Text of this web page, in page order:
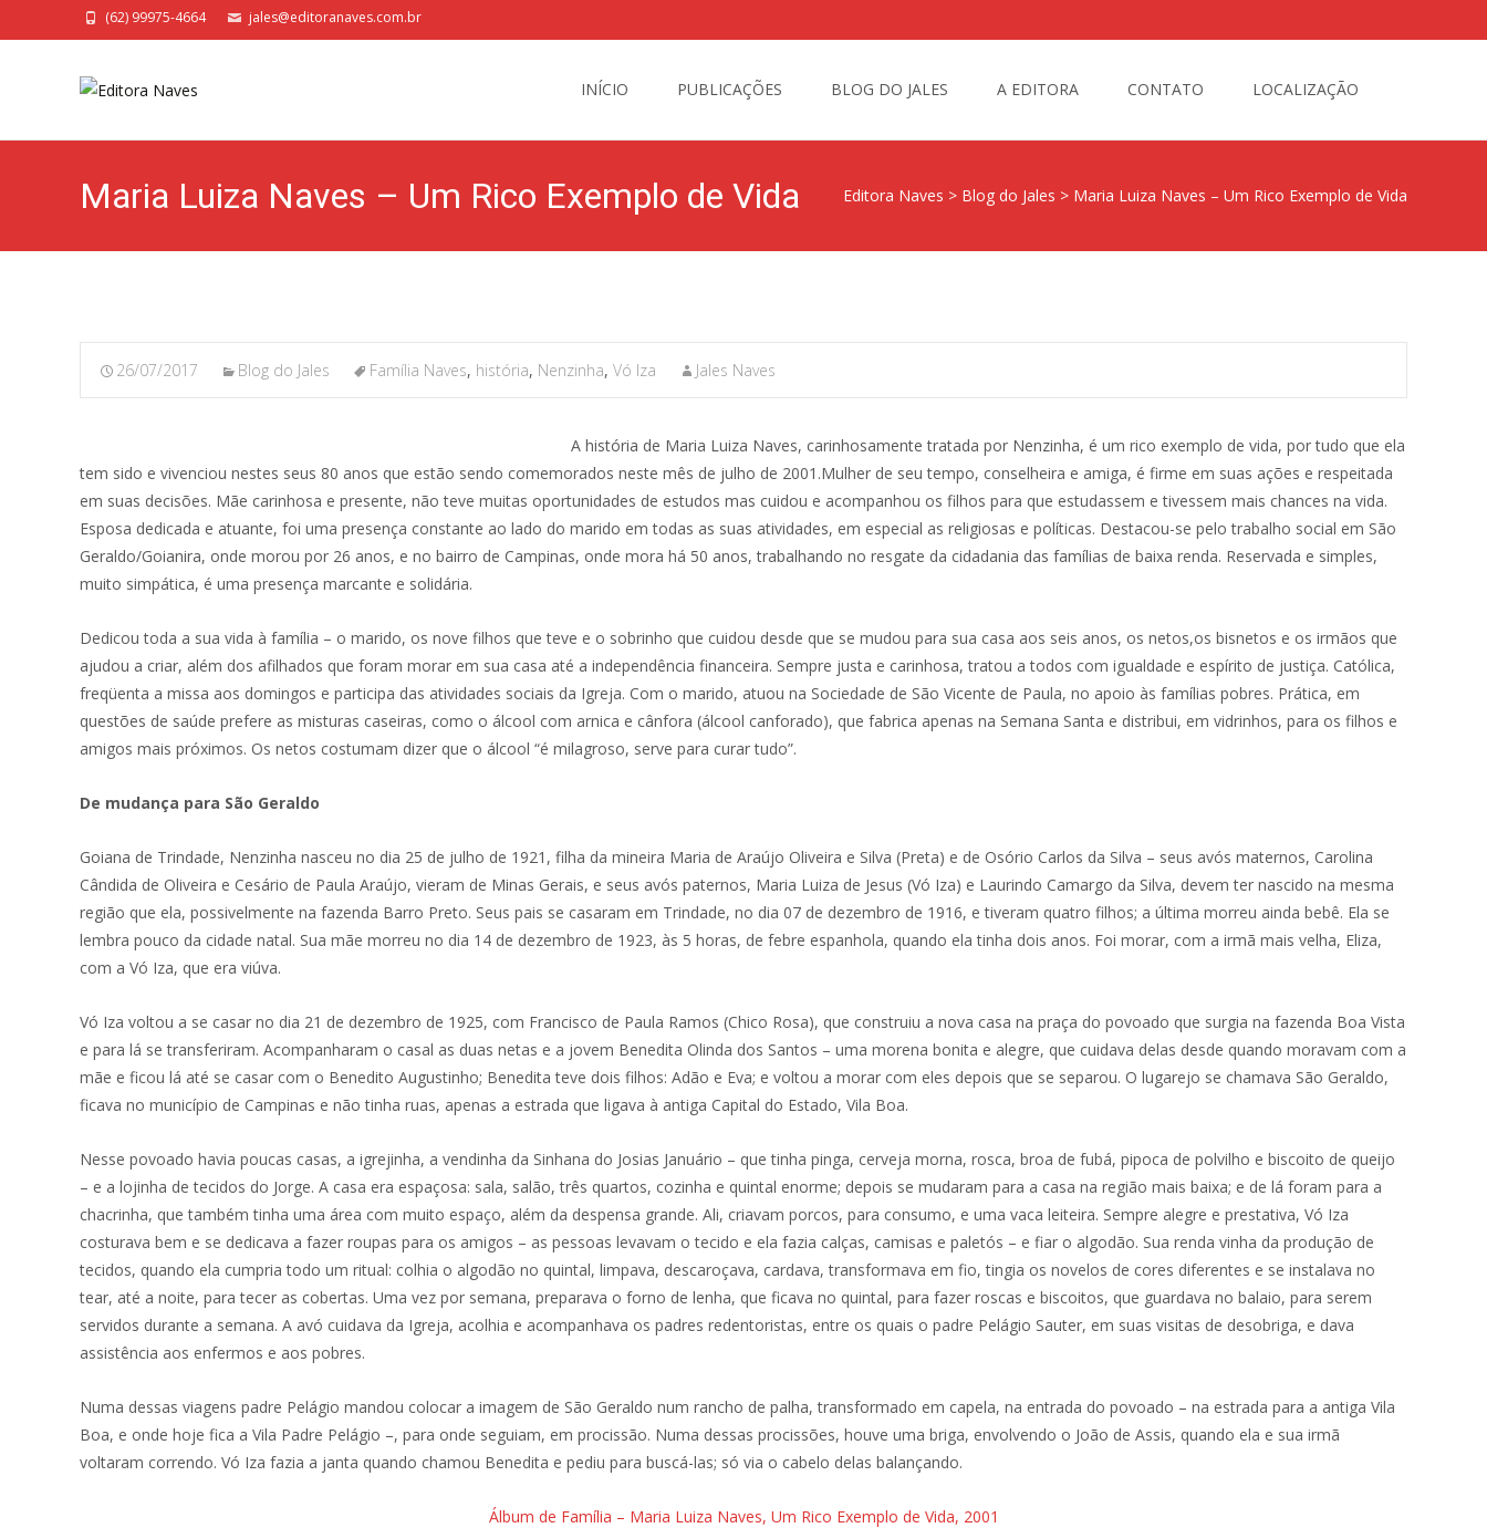
(62) 99975-4664 jales@editoranaves.com.br
INÍCIO PUBLICAÇÕES BLOG DO JALES A EDITORA CONTATO LOCALIZAÇÃO
Maria Luiza Naves – Um Rico Exemplo de Vida Editora Naves > Blog do Jales > Maria Luiza Naves – Um Rico Exemplo de Vida
26/07/2017 Blog do Jales Família Naves, história, Nenzinha, Vó Iza Jales Naves
A história de Maria Luiza Naves, carinhosamente tratada por Nenzinha, é um rico exemplo de vida, por tudo que ela
tem sido e vivenciou nestes seus 80 anos que estão sendo comemorados neste mês de julho de 2001.Mulher de seu tempo, conselheira e amiga, é firme em suas ações e respeitada
em suas decisões. Mãe carinhosa e presente, não teve muitas oportunidades de estudos mas cuidou e acompanhou os filhos para que estudassem e tivessem mais chances na vida.
Esposa dedicada e atuante, foi uma presença constante ao lado do marido em todas as suas atividades, em especial as religiosas e políticas. Destacou-se pelo trabalho social em São
Geraldo/Goianira, onde morou por 26 anos, e no bairro de Campinas, onde mora há 50 anos, trabalhando no resgate da cidadania das famílias de baixa renda. Reservada e simples,
muito simpática, é uma presença marcante e solidária.
Dedicou toda a sua vida à família – o marido, os nove filhos que teve e o sobrinho que cuidou desde que se mudou para sua casa aos seis anos, os netos,os bisnetos e os irmãos que
ajudou a criar, além dos afilhados que foram morar em sua casa até a independência financeira. Sempre justa e carinhosa, tratou a todos com igualdade e espírito de justiça. Católica,
freqüenta a missa aos domingos e participa das atividades sociais da Igreja. Com o marido, atuou na Sociedade de São Vicente de Paula, no apoio às famílias pobres. Prática, em
questões de saúde prefere as misturas caseiras, como o álcool com arnica e cânfora (álcool canforado), que fabrica apenas na Semana Santa e distribui, em vidrinhos, para os filhos e
amigos mais próximos. Os netos costumam dizer que o álcool “é milagroso, serve para curar tudo”.
De mudança para São Geraldo
Goiana de Trindade, Nenzinha nasceu no dia 25 de julho de 1921, filha da mineira Maria de Araújo Oliveira e Silva (Preta) e de Osório Carlos da Silva – seus avós maternos, Carolina
Cândida de Oliveira e Cesário de Paula Araújo, vieram de Minas Gerais, e seus avós paternos, Maria Luiza de Jesus (Vó Iza) e Laurindo Camargo da Silva, devem ter nascido na mesma
região que ela, possivelmente na fazenda Barro Preto. Seus pais se casaram em Trindade, no dia 07 de dezembro de 1916, e tiveram quatro filhos; a última morreu ainda bebê. Ela se
lembra pouco da cidade natal. Sua mãe morreu no dia 14 de dezembro de 1923, às 5 horas, de febre espanhola, quando ela tinha dois anos. Foi morar, com a irmã mais velha, Eliza,
com a Vó Iza, que era viúva.
Vó Iza voltou a se casar no dia 21 de dezembro de 1925, com Francisco de Paula Ramos (Chico Rosa), que construiu a nova casa na praça do povoado que surgia na fazenda Boa Vista
e para lá se transferiram. Acompanharam o casal as duas netas e a jovem Benedita Olinda dos Santos – uma morena bonita e alegre, que cuidava delas desde quando moravam com a
mãe e ficou lá até se casar com o Benedito Augustinho; Benedita teve dois filhos: Adão e Eva; e voltou a morar com eles depois que se separou. O lugarejo se chamava São Geraldo,
ficava no município de Campinas e não tinha ruas, apenas a estrada que ligava à antiga Capital do Estado, Vila Boa.
Nesse povoado havia poucas casas, a igrejinha, a vendinha da Sinhana do Josias Januário – que tinha pinga, cerveja morna, rosca, broa de fubá, pipoca de polvilho e biscoito de queijo
– e a lojinha de tecidos do Jorge. A casa era espaçosa: sala, salão, três quartos, cozinha e quintal enorme; depois se mudaram para a casa na região mais baixa; e de lá foram para a
chacrinha, que também tinha uma área com muito espaço, além da despensa grande. Ali, criavam porcos, para consumo, e uma vaca leiteira. Sempre alegre e prestativa, Vó Iza
costurava bem e se dedicava a fazer roupas para os amigos – as pessoas levavam o tecido e ela fazia calças, camisas e paletós – e fiar o algodão. Sua renda vinha da produção de
tecidos, quando ela cumpria todo um ritual: colhia o algodão no quintal, limpava, descaroçava, cardava, transformava em fio, tingia os novelos de cores diferentes e se instalava no
tear, até a noite, para tecer as cobertas. Uma vez por semana, preparava o forno de lenha, que ficava no quintal, para fazer roscas e biscoitos, que guardava no balaio, para serem
servidos durante a semana. A avó cuidava da Igreja, acolhia e acompanhava os padres redentoristas, entre os quais o padre Pelágio Sauter, em suas visitas de desobriga, e dava
assistência aos enfermos e aos pobres.
Numa dessas viagens padre Pelágio mandou colocar a imagem de São Geraldo num rancho de palha, transformado em capela, na entrada do povoado – na estrada para a antiga Vila
Boa, e onde hoje fica a Vila Padre Pelágio –, para onde seguiam, em procissão. Numa dessas procissões, houve uma briga, envolvendo o João de Assis, quando ela e sua irmã
voltaram correndo. Vó Iza fazia a janta quando chamou Benedita e pediu para buscá-las; só via o cabelo delas balançando.
Álbum de Família – Maria Luiza Naves, Um Rico Exemplo de Vida, 2001